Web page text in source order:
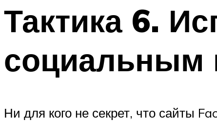
Тактика 6.
социальным
Ни для кого не секрет, что сайты